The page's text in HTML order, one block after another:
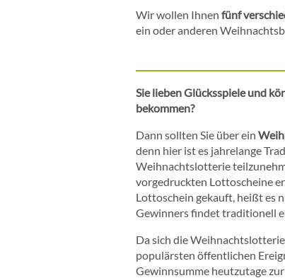
Wir wollen Ihnen fünf
ein oder anderen
Sie lieben Glücksspiele und
bekommen?
Dann sollten Sie über ein
denn hier ist es jahrelange
Weihnachtslotterie
vorgedruckten Lottoscheine
Lottoschein gekauft, heißt es
Gewinners findet traditionell
Da sich die
populärsten öffentlichen
Gewinnsumme heutzutage